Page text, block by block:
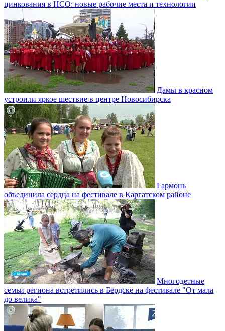
цинкования в НСО: новые рабочие места и технологии
Дамы в красном
устроили яркое шествие в центре Новосибирска
Гармонь
объединила сердца на фестивале в Каргатском районе
Многодетные
семьи региона встретились в Бердске на фестивале "От мала
до велика"